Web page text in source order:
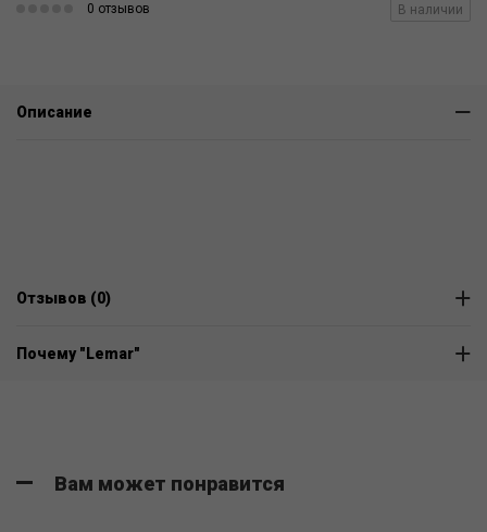
0 отзывов В наличии
Описание
Отзывов (0)
Почему "Lemar"
Вам может понравится